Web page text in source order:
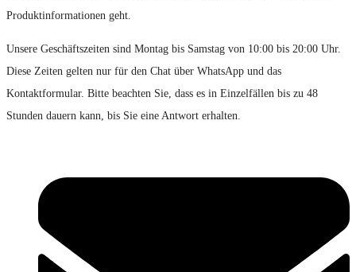
Produktinformationen geht.
Unsere Geschäftszeiten sind Montag bis Samstag von 10:00 bis 20:00 Uhr.
Diese Zeiten gelten nur für den Chat über WhatsApp und das
Kontaktformular. Bitte beachten Sie, dass es in Einzelfällen bis zu 48
Stunden dauern kann, bis Sie eine Antwort erhalten.